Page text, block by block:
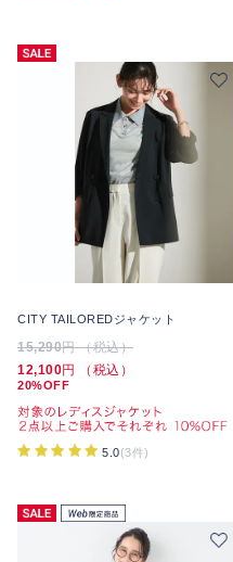
CITY TAILOREDジャケット
15,290円 （税込）
12,100円 （税込）
20%OFF
5.0(3件)